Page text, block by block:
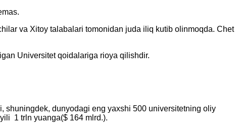
va Xitoy talabalari tomonidan juda iliq kutib olinmoqda. Chet
Universitet qoidalariga rioya qilishdir.
shuningdek, dunyodagi eng yaxshi 500 universitetning oliy
1 trln yuanga($ 164 mlrd.).